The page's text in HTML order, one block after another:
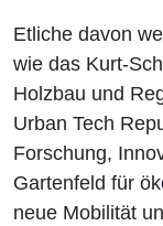
Etliche davon
wie das Kurt-
Holzbau und
Urban Tech
Forschung,
Gartenfeld für
neue Mobilität